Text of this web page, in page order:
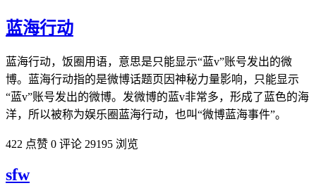
蓝海行动
蓝海行动，饭圈用语，意思是只能显示“蓝v”账号发出的微
博。蓝海行动指的是微博话题页因神秘力量影响，只能显示
“蓝v”账号发出的微博。发微博的蓝v非常多，形成了蓝色的海
洋，所以被称为娱乐圈蓝海行动，也叫“微博蓝海事件”。​
422 点赞 0 评论 29195 浏览
sfw